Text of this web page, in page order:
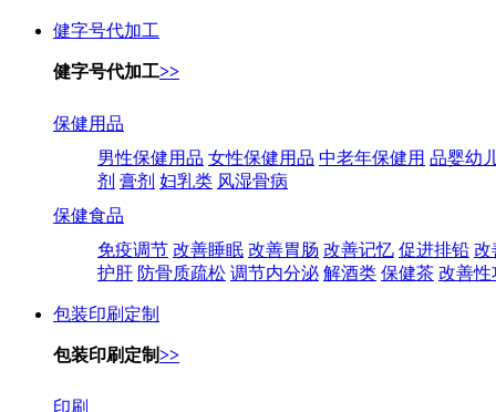
健字号代加工
健字号代加工>>
保健用品
男性保健用品 女性保健用品 中老年保健用 品婴幼
剂 膏剂 妇乳类 风湿骨病
保健食品
免疫调节 改善睡眠 改善胃肠 改善记忆 促进排铅 改
护肝 防骨质疏松 调节内分泌 解酒类 保健茶 改善性
包装印刷定制
包装印刷定制>>
印刷